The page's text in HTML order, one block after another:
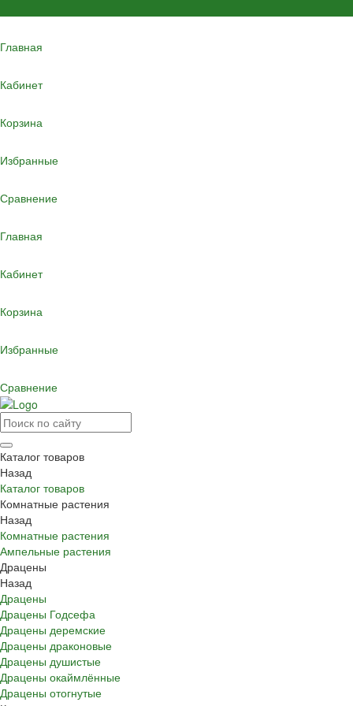
Главная
Кабинет
Корзина
Избранные
Сравнение
Главная
Кабинет
Корзина
Избранные
Сравнение
Каталог товаров
Назад
Каталог товаров
Комнатные растения
Назад
Комнатные растения
Ампельные растения
Драцены
Назад
Драцены
Драцены Годсефа
Драцены деремские
Драцены драконовые
Драцены душистые
Драцены окаймлённые
Драцены отогнутые